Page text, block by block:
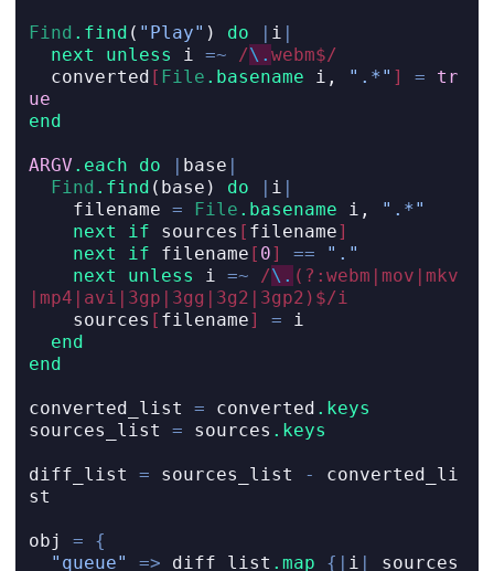
Find .find ( "Play" ) do | i |
next
unless i =~ /\. webm$/
  converted
[ File .basename i, ".*" ] =
tr
ue
end
ARGV .each do | base |
Find .find (base) do | i |
    filename
= File .basename i,
".*"
next
if sources [ filename]
next
if filename [ 0] ==
"."
next
unless i =~ /\. (?:webm|mov|mkv
|mp4|avi|3gp|3gg|3g2|3gp2)$/i
    sources
[ filename] = i
end
end
converted_list = converted .keys
sources_list = sources .keys
diff_list = sources_list -
converted_li
st
obj =
{
"queue"
=> diff_list .map {| i | sources